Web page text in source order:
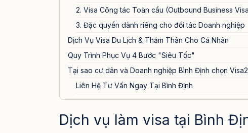
2. Visa Công tác Toàn cầu (Outbound Business
3. Đặc quyền dành riêng cho đối tác Doanh nghiệp
Dịch Vụ Visa Du Lịch & Thăm Thân Cho Cá Nhân
Quy Trình Phục Vụ 4 Bước "Siêu Tốc"
Tại sao cư dân và Doanh nghiệp Bình Định chọn
Liên Hệ Tư Vấn Ngay Tại Bình Định
Dịch vụ làm visa tại Bình